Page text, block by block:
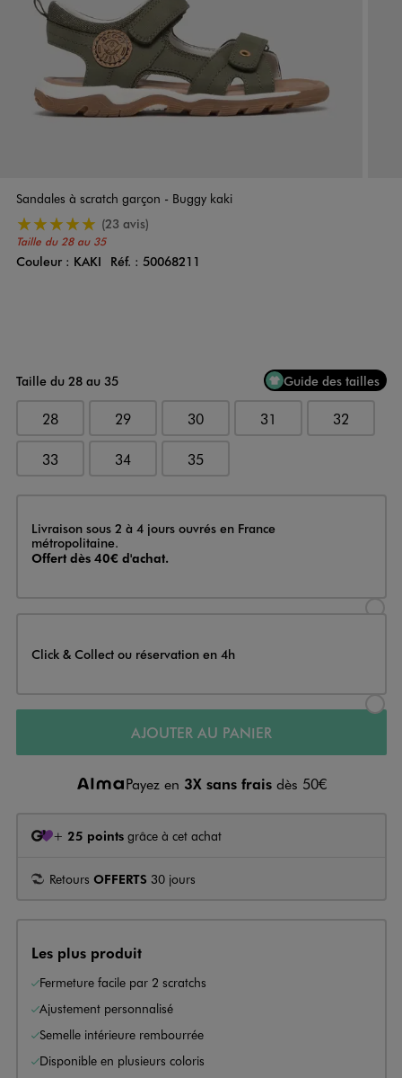
Sandales à scratch garçon - Buggy kaki
Taille du 28 au 35
5/5 de moyenne(23 avis)
Couleur
Couleur : KAKI Réf. : 50068211
Taille du 28 au 35 Guide des tailles
28 29 30 31 32
33 34 35
Livraison
Livraison sous 2 à 4 jours ouvrés en France
métropolitaine.
Offert dès 40€ d'achat.
Click & Collect ou réservation en 4h
AJOUTER AU PANIER
Payez en 3X sans frais dès 50€
+ 25 points grâce à cet achat
Retours OFFERTS 30 jours
Les plus produit
Fermeture facile par 2 scratchs
Ajustement personnalisé
Semelle intérieure rembourrée
Disponible en plusieurs coloris